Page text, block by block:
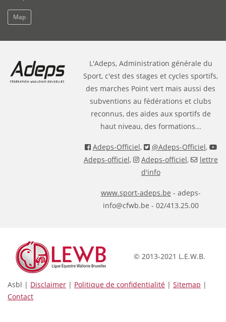
Map
L'Adeps, Administration générale du
Sport, c'est des stages et cycles sportifs,
des marches Point vert mais aussi des
subventions au fédérations et clubs
reconnus, des aides aux sportifs de
haut niveau, des formations...
Adeps-Officiel, @Adeps-Officiel,
Adeps-officiel, Adeps-officiel,
lettre
d'info
www.sport-adeps.be - adeps-
info@cfwb.be - 02/413.25.00
© 2013-2021 L.E.W.B.
Asbl | Disclaimer | Politique de confidentialité | Sitemap |
Contact